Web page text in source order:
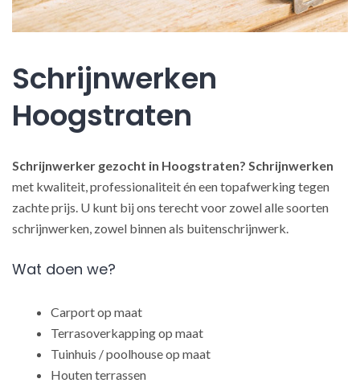
Schrijnwerken
Hoogstraten
Schrijnwerker gezocht in Hoogstraten? Schrijnwerken
met kwaliteit, professionaliteit én een topafwerking tegen
zachte prijs. U kunt bij ons terecht voor zowel alle soorten
schrijnwerken, zowel binnen als buitenschrijnwerk.
Wat doen we?
Carport op maat
Terrasoverkapping op maat
Tuinhuis / poolhouse op maat
Houten terrassen